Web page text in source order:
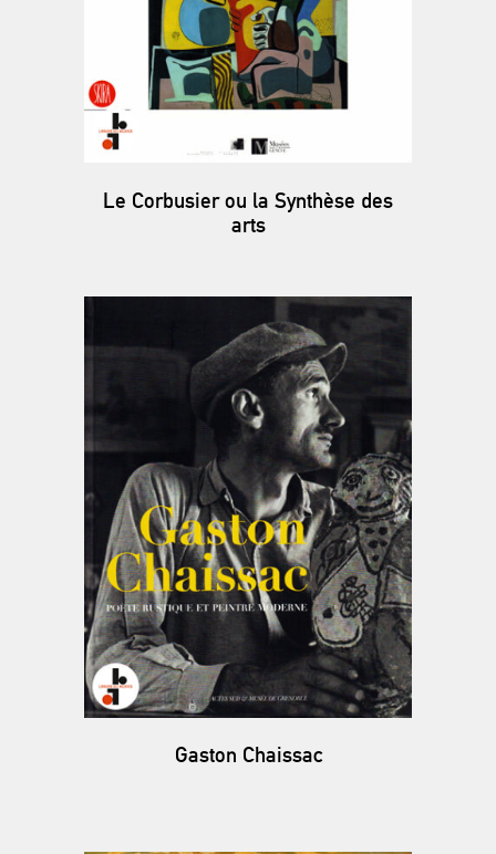
Le Corbusier ou la Synthèse des
arts
Gaston Chaissac